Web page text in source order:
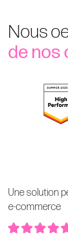
Nous
de nos
Une solution
e-commerce